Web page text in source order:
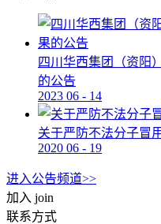
四川华西集团（资阳
的公告
2023 06 - 14
关于严防不法分子冒
2020 06 - 19
进入公告频道>>
加入 join
联系方式